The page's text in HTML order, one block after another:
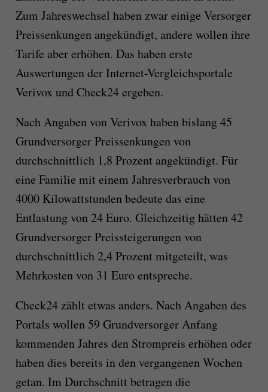
Zum Jahreswechsel haben zwar einige Versorger
Preissenkungen angekündigt, andere wollen ihre
Tarife aber erhöhen. Das haben erste
Auswertungen der Internet-Vergleichsportale
Verivox und Check24 ergeben.
Nach Angaben von Verivox haben bislang 45
Grundversorger Preissenkungen von
durchschnittlich 1,8 Prozent angekündigt. Für
eine Familie mit einem Jahresverbrauch von
4000 Kilowattstunden bedeute das eine
Entlastung von 24 Euro. Gleichzeitig hätten 42
Grundversorger Preissteigerungen von
durchschnittlich 2,4 Prozent mitgeteilt, was
Mehrkosten von 31 Euro entspreche.
Check24 zählt etwas anders. Nach Angaben des
Portals wollen 59 Grundversorger Anfang
kommenden Jahres den Strompreis erhöhen oder
haben dies bereits in den vergangenen Wochen
getan. Im Durchschnitt betragen die